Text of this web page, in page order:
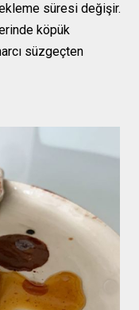
süresi değişir.
köpük
süzgeçten